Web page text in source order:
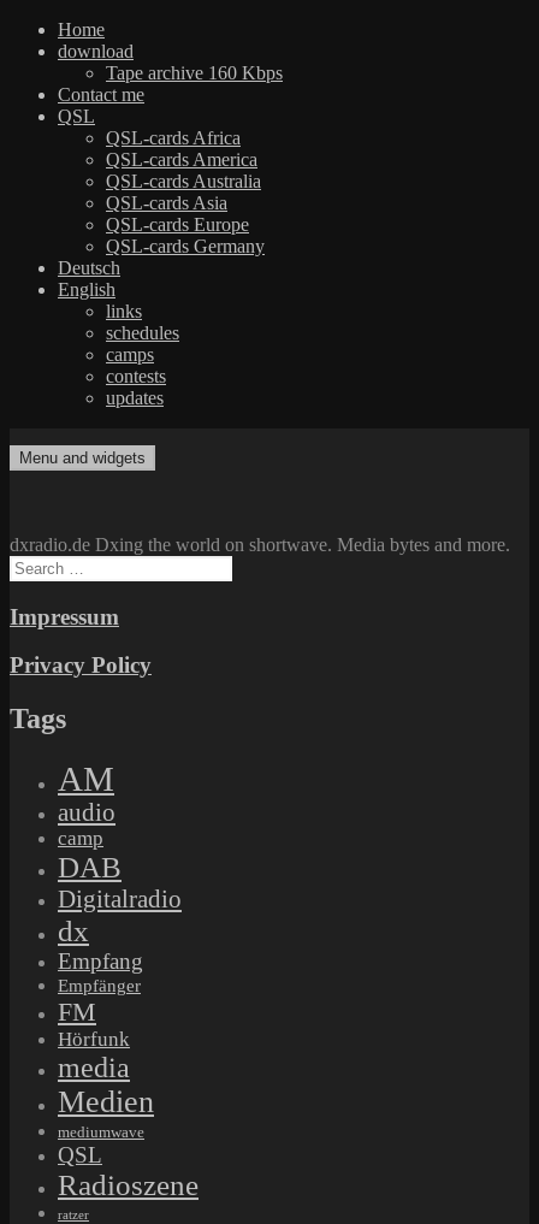
Home
download
Tape archive 160 Kbps
Contact me
QSL
QSL-cards Africa
QSL-cards America
QSL-cards Australia
QSL-cards Asia
QSL-cards Europe
QSL-cards Germany
Deutsch
English
links
schedules
camps
contests
updates
to
dxradio.de
DXing the world on shortwave
Menu and widgets
dxradio.de Dxing the world on shortwave. Media bytes and more.
Search
for:
Impressum
Privacy Policy
Tags
AM
audio
camp
DAB
Digitalradio
dx
Empfang
Empfänger
FM
Hörfunk
media
Medien
mediumwave
QSL
Radioszene
ratzer